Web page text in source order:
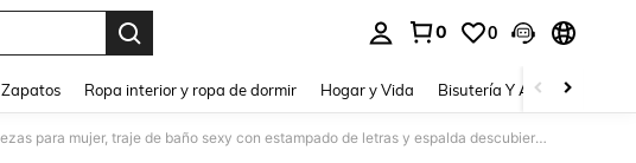
0 0
Zapatos Ropa interior y ropa de dormir Hogar y Vida Bisutería Y Accesorios
Conjunto de bikini de 2 piezas para mujer, traje de baño sexy con estampado de letras y espalda descubierta con lazos, para vacaciones en la playa, primavera/verano